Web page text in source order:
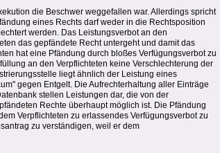
die Beschwer weggefallen war. Allerdings spricht
eines Rechts darf weder in die Rechtsposition
werden. Das Leistungsverbot an den
das gepfändete Recht untergeht und damit das
hat eine Pfändung durch bloßes Verfügungsverbot zu
an den Verpflichteten keine Verschlechterung der
liegt ähnlich der Leistung eines
gegen Entgelt. Die Aufrechterhaltung aller Einträge
stellen Leistungen dar, die von der
Rechte überhaupt möglich ist. Die Pfändung
Verpflichteten zu erlassendes Verfügungsverbot zu
zu verständigen, weil er dem